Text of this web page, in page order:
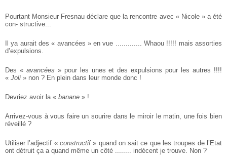
Pourtant Monsieur Fresnau déclare que la rencontre avec « Nicole » a été
con- structive...
Il ya aurait des « avancées » en vue ............. Whaou !!!!! mais assorties
d’expulsions.
Des « avancées » pour les unes et des expulsions pour les autres !!!!
« Joli » non ? En plein dans leur monde donc !
Devriez avoir la « banane » !
Arrivez-vous à vous faire un sourire dans le miroir le matin, une fois bien
réveillé ?
Utiliser l’adjectif « constructif» quand on sait ce que les troupes de l’Etat
ont détruit ça a quand même un côté ........ indécent je trouve. Non ?